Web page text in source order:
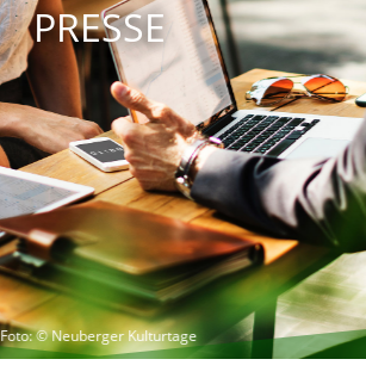
PRESSE
Foto: © Neuberger Kulturtage